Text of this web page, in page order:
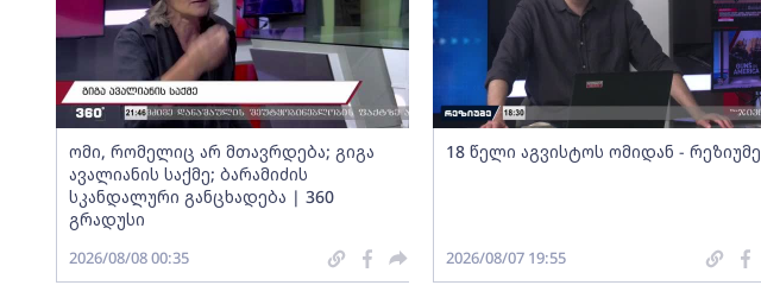
ომი, რომელიც არ მთავრდება; გიგა
ავალიანის საქმე; ბარამიძის
სკანდალური განცხადება | 360
გრადუსი
2026/08/08 00:35
18 წელი აგვისტოს ომიდან - რეზიუმე
2026/08/07 19:55